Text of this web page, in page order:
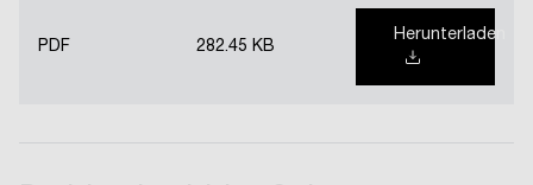
PDF 282.45 KB
Herunterladen